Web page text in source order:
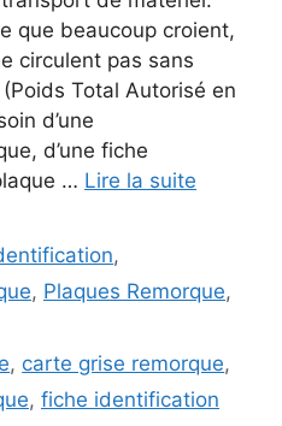
que beaucoup croient,
circulent pas sans
Total Autorisé en
d’une
d’une fiche
… Lire la suite
,
, Plaques Remorque,
, carte grise remorque,
, fiche identification